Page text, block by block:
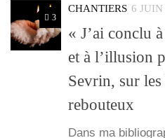
3
CHANTIERS 6 JUIN
« J’ai conclu
et à l’illusion
Sevrin, sur
rebouteux
Dans ma